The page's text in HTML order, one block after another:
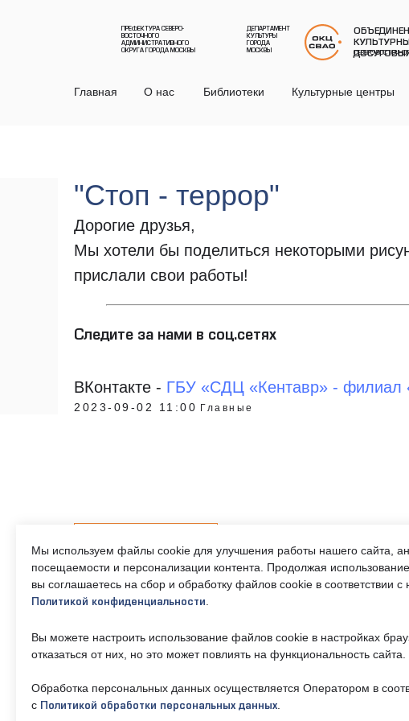
ПРЕФЕКТУРА СЕВЕРО-
ВОСТОЧНОГО
АДМИНИСТРАТИВНОГО
ОКРУГА ГОРОДА МОСКВЫ
ДЕПАРТАМЕНТ
КУЛЬТУРЫ
ГОРОДА
МОСКВЫ
СЕВЕРО-
Главная О нас Библиотеки Культурные центры
"Стоп - террор"
Дорогие друзья,
Мы хотели бы поделиться некоторыми
прислали свои работы!
Следите за нами в соц.сетях
ВКонтакте - ГБУ «СДЦ «Кентавр» - филиал
2023-09-02 11:00 Главные
Контакты
Телефон единого
8 (495) 161-00-40
okc-
svao@svao.mos.ru
Почта:
Пн-Пт 9:00 —
17:30, обед 12:00
Об учреждении:
Мы используем файлы cookie для улучшения работы нашего сайта,
посещаемости и персонализации контента. Продолжая
вы соглашаетесь на сбор и обработку файлов cookie в соответствии с
Политикой конфиденциальности.
Вы можете настроить использование файлов cookie в настройках
отказаться от них, но это может повлиять на функциональность сайта.
Обработка персональных данных осуществляется Оператором в
с Политикой обработки персональных данных.